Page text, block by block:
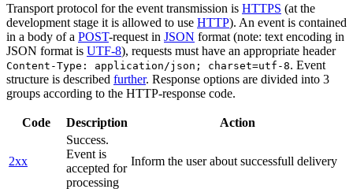
Transport protocol for the event transmission is HTTPS (at the
development stage it is allowed to use HTTP). An event is contained
in a body of a POST-request in JSON format (note: text encoding in
JSON format is UTF-8), requests must have an appropriate header
Content-Type: application/json; charset=utf-8. Event
structure is described further. Response options are divided into 3
groups according to the HTTP-response code.
Code Description Action
2xx
Success.
Event is
accepted for
processing
Inform the user about successfull delivery